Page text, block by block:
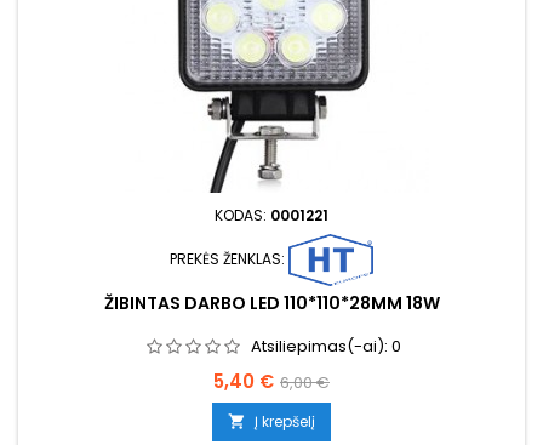
KODAS: 0001221
PREKĖS ŽENKLAS:
ŽIBINTAS DARBO LED 110*110*28MM 18W
Atsiliepimas(-ai): 0
Kaina
5,40 € Bazinė
kaina
6,00 €
 Į krepšelį